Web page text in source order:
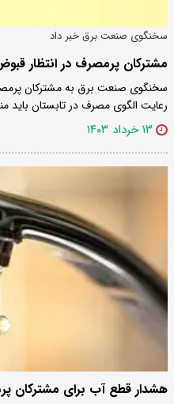
سخنگوی صنعت برق خبر داد
مشترکان پرمصرف در انتظار
سخنگوی صنعت برق به مشترکان
رعایت الگوی مصرف در تابستان
۱۳ خرداد ۱۴۰۳
هشدار قطع آب برای مشترکان